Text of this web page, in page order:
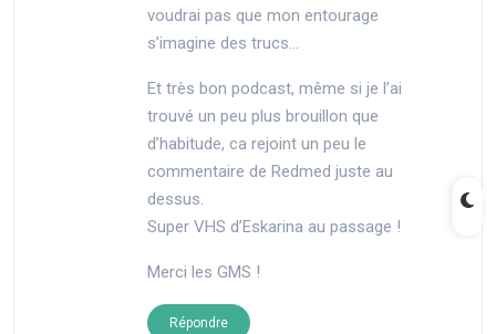
voudrai pas que mon entourage
s’imagine des trucs…
Et très bon podcast, même si je l’ai
trouvé un peu plus brouillon que
d’habitude, ca rejoint un peu le
commentaire de Redmed juste au
dessus.
Super VHS d’Eskarina au passage !
Merci les GMS !
Répondre